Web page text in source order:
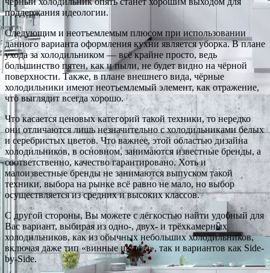
поддержания идеологии.
Следующим и неотъемлемым плюсом при использовании
данного варианта оформления кухни является уборка. В плане
ухода за холодильником — всё крайне просто, ведь
большинство пятен, как и пыли, не будет видно на чёрной
поверхности. Также, в плане внешнего вида, чёрные
холодильники имеют неотъемлемый элемент, как отражение,
что выглядит всегда хорошо.
Что касается ценовых категорий такой техники, то нередко
они отличаются лишь незначительно с холодильниками белых
и серебристых цветов. Что важнее, этой областью дизайна
холодильников, в основном, занимаются известные бренды, а
соответственно, качество гарантировано. Хоть и
малоизвестные бренды не занимаются выпуском такой
техники, выбора на рынке всё равно не мало,но выбор
осуществляется из средних и высоких классов.
С другой стороны, Вы можете с лёгкостью найти удобный для
Вас вариант, выбирая из одно-, двух- и трёхкамерных
холодильников, как из обычных небольших холодильников,
включая даже тип «винные шкафы», так и вариантов как Side-
by-Side.